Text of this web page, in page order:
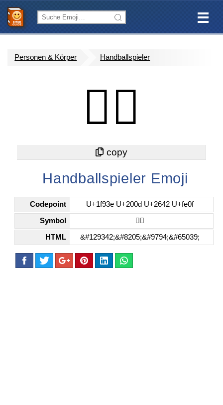
Personen & Körper Handballspieler
🤾‍♂️
Handballspieler Emoji
Codepoint U+1f93e U+200d U+2642 U+fe0f
Symbol 🤾‍♂️
HTML &#129342;&#8205;&#9794;&#65039;